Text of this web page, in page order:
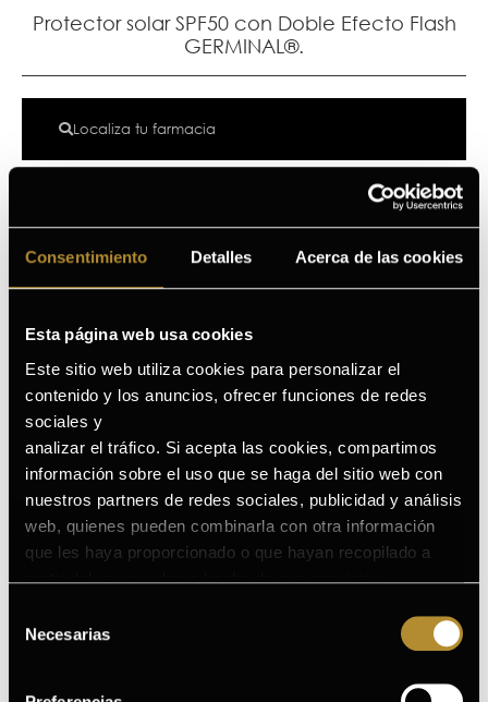
Consentimiento Detalles Acerca de las cookies
Esta página web usa cookies
Este sitio web utiliza cookies para personalizar el
contenido y los anuncios, ofrecer funciones de redes
sociales y
analizar el tráfico. Si acepta las cookies, compartimos
información sobre el uso que se haga del sitio web con
nuestros partners de redes sociales, publicidad y análisis
web, quienes pueden combinarla con otra información
que les haya proporcionado o que hayan recopilado a
partir del uso que haya hecho de sus servicios.
siguiente enlace
Necesarias
Protector solar SPF50 con Doble Efecto Flash
GERMINAL®.
Localiza tu farmacia
Protector solar de GERMINAL® SPF50 con Doble Efecto
Flash que hidrata, reafirma e ilumina. Aporta un efecto
lifting inmediato y durante más de 12h.
¿A quién va dirigido?
Cómo añadir GERMINAL SUN FLASH en tu rutina
Reconocimientos y premios
Ver todos los ingredientes